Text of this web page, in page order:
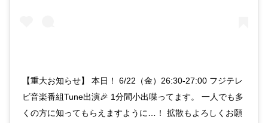
【重大お知らせ】 本日！ 6/22（金）26:30-27:00 フジテレ
ビ音楽番組Tune出演🎉 1分間小出喋ってます。 一人でも多
くの方に知ってもらえますように…！ 拡散もよろしくお願